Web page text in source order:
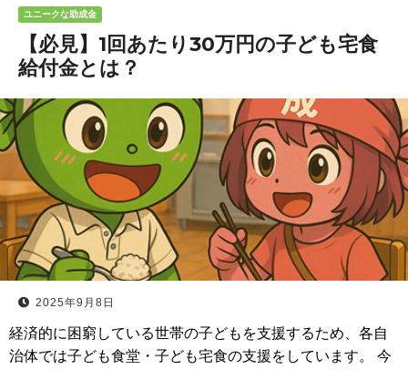
ユニークな助成金
【必見】1回あたり30万円の子ども宅食
給付金とは？
2025年9月8日
経済的に困窮している世帯の子どもを支援するため、各自
治体では子ども食堂・子ども宅食の支援をしています。 今